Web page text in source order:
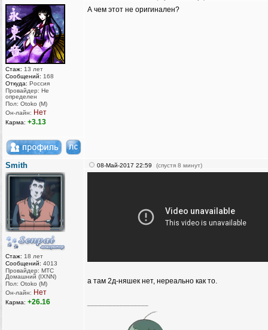
Стаж: 13 лет
Сообщений: 168
Откуда: Россия
Провайдер: Не
определен
Пол: Otoko (M)
Он-лайн: Нет
Карма: +3.13
А чем этот не оригинален?
Smith
Стаж: 18 лет
Сообщений: 4013
Провайдер: МТС
Домашний (IXNN)
Пол: Otoko (M)
Он-лайн: Нет
Карма: +26.16
08-Май-2017 22:59 (спустя 8 минут)
а там 2д-няшек нет, нереально как то.